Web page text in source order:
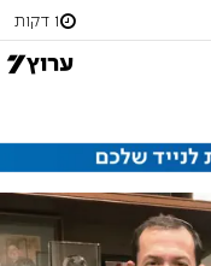
1 דקות